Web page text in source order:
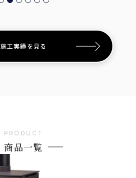
施工実績を見る
商品一覧